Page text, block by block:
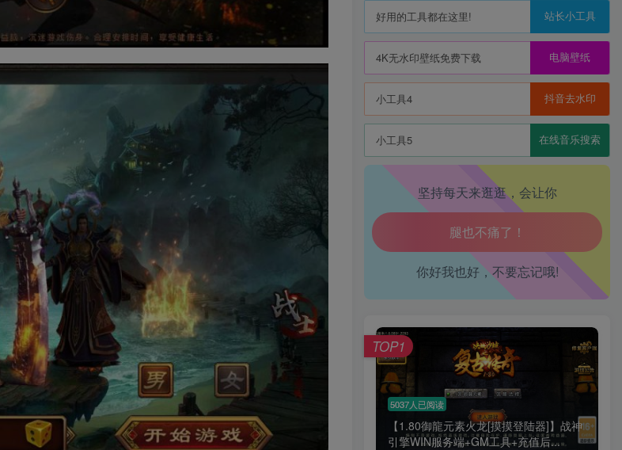
好用的工具都在这里! 站长小工具
4K无水印壁纸免费下载 电脑壁纸
小工具4 抖音去水印
小工具5 在线音乐搜索
坚持每天来逛逛，会让你
生活也美好了！
心情也舒畅了！
腿也不痛了！
腰也不酸了！
工作也轻松了！
你好我也好，不要忘记哦!
5037人已阅读
【1.80御龍元素火龙[摸摸登陆器]】战神
引擎WIN服务端+GM工具+充值后...
TOP1